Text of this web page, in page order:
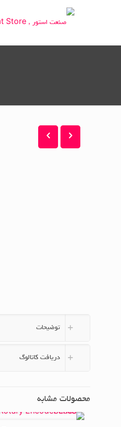
توضیحات
دریافت کاتالوگ
محصولات مشابه